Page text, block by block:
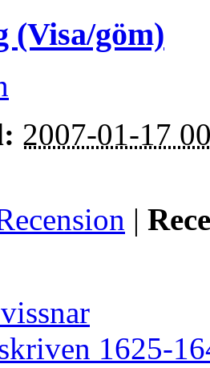
(Visa/göm)
2007-01-17
|
1625-